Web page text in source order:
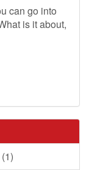
can go into
is it about,